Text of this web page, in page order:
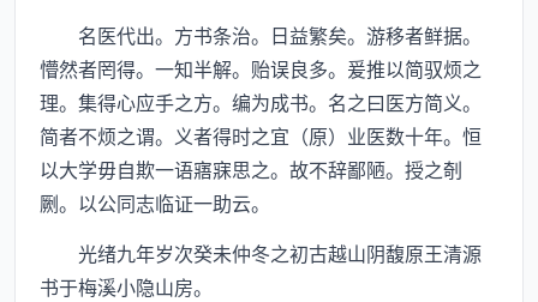
名医代出。方书条治。日益繁矣。游移者鲜据。
懵然者罔得。一知半解。贻误良多。爰推以简驭烦之
理。集得心应手之方。编为成书。名之曰医方简义。
简者不烦之谓。义者得时之宜（原）业医数十年。恒
以大学毋自欺一语寤寐思之。故不辞鄙陋。授之剞
劂。以公同志临证一助云。
光绪九年岁次癸未仲冬之初古越山阴馥原王清源
书于梅溪小隐山房。